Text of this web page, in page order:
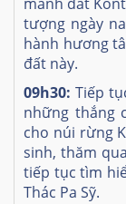
tượng ngày
hành hương
đất này.
09h30: Tiếp
những thắng
cho núi rừng
sinh, thăm
tiếp tục tìm
Thác Pa Sỹ.